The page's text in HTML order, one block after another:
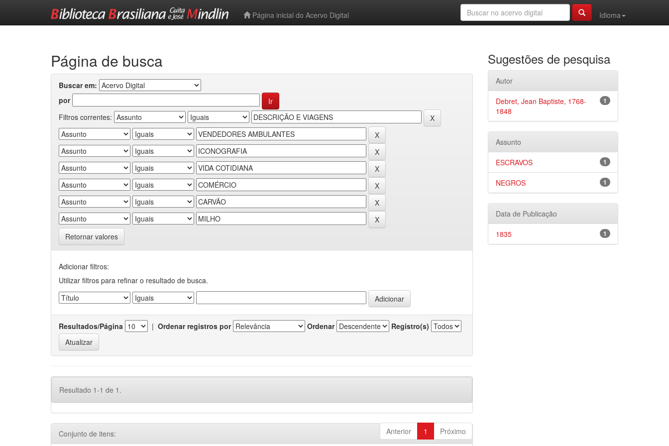
Página inicial do Acervo Digital
Idioma
Página de busca
Buscar em:
por
Filtros correntes:
Retornar valores
Adicionar filtros:
Utilizar filtros para refinar o resultado de busca.
Resultados/Página | Ordenar registros por Ordenar Registro(s)
Resultado 1-1 de 1.
Anterior 1 Próximo
Conjunto de itens:
Sugestões de pesquisa
Autor
1
Debret, Jean Baptiste, 1768-
1848
Assunto
1
ESCRAVOS
1
NEGROS
Data de Publicação
1
1835